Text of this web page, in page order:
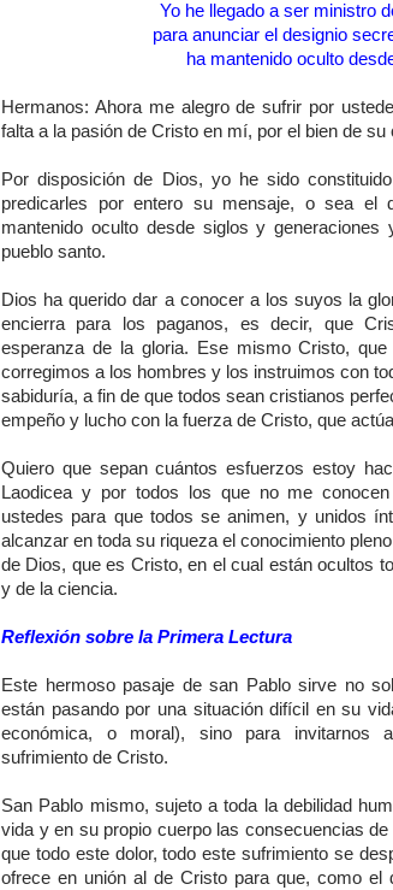
Yo he llegado a ser ministro
para anunciar el designio
ha mantenido oculto
Hermanos: Ahora me alegro de sufrir por
falta a la pasión de Cristo en mí, por el bien de su
Por disposición de Dios, yo he sido
predicarles por entero su mensaje, o sea el
mantenido oculto desde siglos y
pueblo santo.
Dios ha querido dar a conocer a los suyos la
encierra para los paganos, es decir, que
esperanza de la gloria. Ese mismo Cristo,
corregimos a los hombres y los instruimos con
sabiduría, a fin de que todos sean cristianos
empeño y lucho con la fuerza de Cristo, que
Quiero que sepan cuántos esfuerzos estoy
Laodicea y por todos los que no me
ustedes para que todos se animen, y unidos
alcanzar en toda su riqueza el conocimiento
de Dios, que es Cristo, en el cual están ocultos
y de la ciencia.
Reflexión sobre la Primera Lectura
Este hermoso pasaje de san Pablo sirve no
están pasando por una situación difícil en su
económica, o moral), sino para invitarnos
sufrimiento de Cristo.
San Pablo mismo, sujeto a toda la debilidad
vida y en su propio cuerpo las consecuencias
que todo este dolor, todo este sufrimiento se
ofrece en unión al de Cristo para que, como el